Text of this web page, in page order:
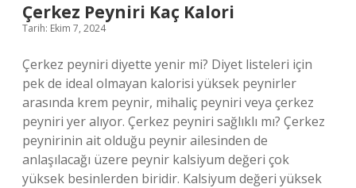
Çerkez Peyniri Kaç Kalori
Tarih: Ekim 7, 2024
Çerkez peyniri diyette yenir mi? Diyet listeleri için
pek de ideal olmayan kalorisi yüksek peynirler
arasında krem ​​peynir, mihaliç peyniri veya çerkez
peyniri yer alıyor. Çerkez peyniri sağlıklı mı? Çerkez
peynirinin ait olduğu peynir ailesinden de
anlaşılacağı üzere peynir kalsiyum değeri çok
yüksek besinlerden biridir. Kalsiyum değeri yüksek